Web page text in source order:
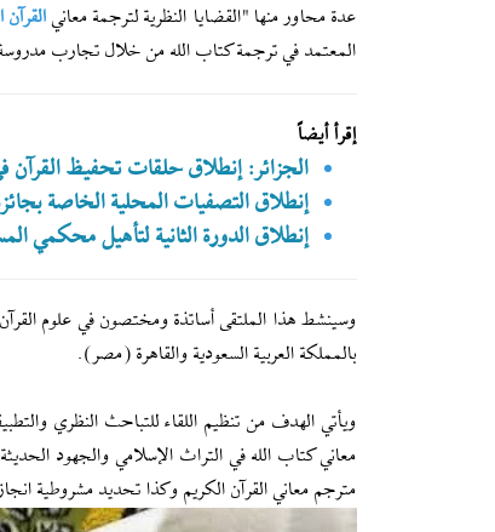
عدة محاور منها "القضايا النظرية لترجمة معانيالقرآن
المعتمد في ترجمة كتاب الله من خلال تجارب
إقرأ أيضاً
الجزائر: إنطلاق حلقات تحفيظ القرآن في
إنطلاق التصفيات المحلية الخاصة
إنطلاق الدورة الثانية لتأهيل محكمي
وسينشط هذا الملتقى أساتذة ومختصون في علوم
بالمملكة العربية السعودية والقاهرة (مصر).
ويأتي الهدف من تنظيم اللقاء للتباحث النظري
معاني كتاب الله في التراث الإسلامي والجهود
مترجم معاني القرآن الكريم وكذا تحديد مشروطية